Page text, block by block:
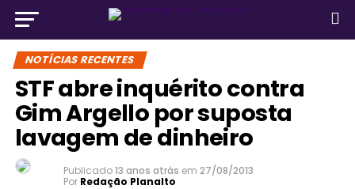
NOTÍCIAS RECENTES
STF abre inquérito contra
Gim Argello por suposta
lavagem de dinheiro
Publicado13 anos atrás em 27/08/2013
Por Redação Planalto